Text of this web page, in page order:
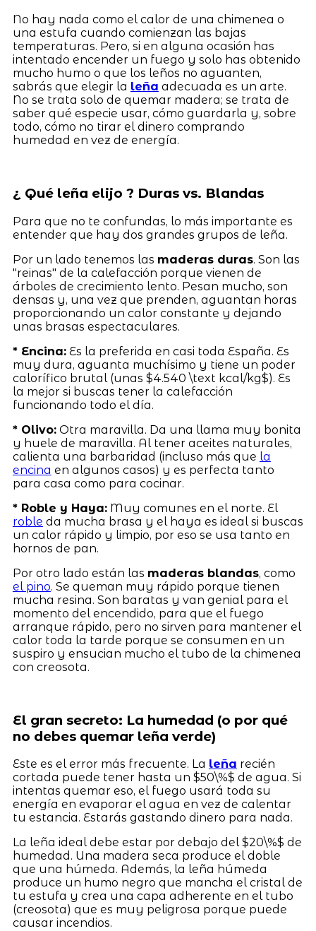
No hay nada como el calor de una chimenea o
una estufa cuando comienzan las bajas
temperaturas. Pero, si en alguna ocasión has
intentado encender un fuego y solo has obtenido
mucho humo o que los leños no aguanten,
sabrás que elegir la leña adecuada es un arte.
No se trata solo de quemar madera; se trata de
saber qué especie usar, cómo guardarla y, sobre
todo, cómo no tirar el dinero comprando
humedad en vez de energía.
¿ Qué leña elijo ? Duras vs. Blandas
Para que no te confundas, lo más importante es
entender que hay dos grandes grupos de leña.
Por un lado tenemos las maderas duras. Son las
"reinas" de la calefacción porque vienen de
árboles de crecimiento lento. Pesan mucho, son
densas y, una vez que prenden, aguantan horas
proporcionando un calor constante y dejando
unas brasas espectaculares.
* Encina:Es la preferida en casi toda España. Es
muy dura, aguanta muchísimo y tiene un poder
calorífico brutal (unas $4.540 \text kcal/kg$). Es
la mejor si buscas tener la calefacción
funcionando todo el día.
* Olivo:Otra maravilla. Da una llama muy bonita
y huele de maravilla. Al tener aceites naturales,
calienta una barbaridad (incluso más que la
encina en algunos casos) y es perfecta tanto
para casa como para cocinar.
* Roble y Haya:Muy comunes en el norte. El
roble da mucha brasa y el haya es ideal si buscas
un calor rápido y limpio, por eso se usa tanto en
hornos de pan.
Por otro lado están las maderas blandas, como
el pino. Se queman muy rápido porque tienen
mucha resina. Son baratas y van genial para el
momento del encendido, para que el fuego
arranque rápido, pero no sirven para mantener el
calor toda la tarde porque se consumen en un
suspiro y ensucian mucho el tubo de la chimenea
con creosota.
El gran secreto: La humedad (o por qué
no debes quemar leña verde)
Este es el error más frecuente. La leña recién
cortada puede tener hasta un $50\%$ de agua. Si
intentas quemar eso, el fuego usará toda su
energía en evaporar el agua en vez de calentar
tu estancia. Estarás gastando dinero para nada.
La leña ideal debe estar por debajo del $20\%$ de
humedad. Una madera seca produce el doble
que una húmeda. Además, la leña húmeda
produce un humo negro que mancha el cristal de
tu estufa y crea una capa adherente en el tubo
(creosota) que es muy peligrosa porque puede
causar incendios.